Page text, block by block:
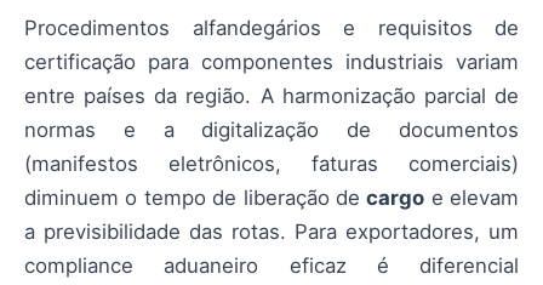
Procedimentos alfandegários e requisitos de
certificação para componentes industriais variam
entre países da região. A harmonização parcial de
normas e a digitalização de documentos
(manifestos eletrônicos, faturas comerciais)
diminuem o tempo de liberação decargo e elevam
a previsibilidade das rotas. Para exportadores, um
compliance aduaneiro eficaz é diferencial